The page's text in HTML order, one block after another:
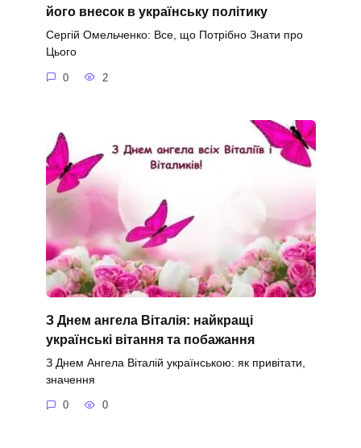
його внесок в українську політику
Сергій Омельченко: Все, що Потрібно Знати про
Цього
0 2
З Днем ангела Віталія: найкращі
українські вітання та побажання
З Днем Ангела Віталій українською: як привітати,
значення
0 0